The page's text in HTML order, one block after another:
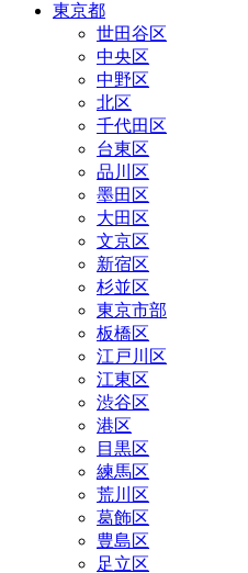
東京都
世田谷区
中央区
中野区
北区
千代田区
台東区
品川区
墨田区
大田区
文京区
新宿区
杉並区
東京市部
板橋区
江戸川区
江東区
渋谷区
港区
目黒区
練馬区
荒川区
葛飾区
豊島区
足立区